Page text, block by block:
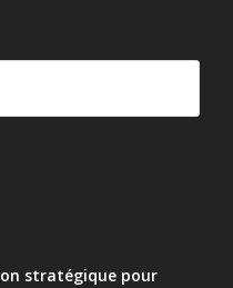
stratégique pour